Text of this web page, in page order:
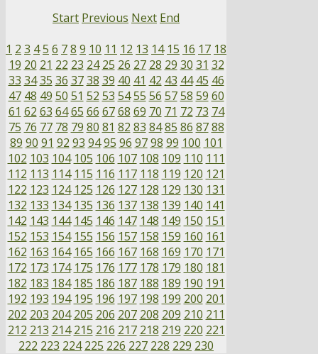
Start Previous Next End
1 2 3 45 6 78 9 10 11 12 13 14 15 16 17 18
19 20 21 22 23 24 25 26 27 28 29 30 31 32
33 34 35 36 37 38 39 40 41 42 43 44 45 46
47 48 49 50 51 52 53 54 55 56 57 58 59 60
61 62 63 64 65 66 67 68 69 70 71 72 73 74
75 76 77 78 79 80 81 82 83 84 85 86 87 88
89 90 91 92 93 94 95 96 97 98 99 100 101
102 103 104 105 106 107 108 109 110 111
112 113 114 115 116 117 118 119 120 121
122 123 124 125 126 127 128 129 130 131
132 133 134 135 136 137 138 139 140 141
142 143 144 145 146 147 148 149 150 151
152 153 154 155 156 157 158 159 160 161
162 163 164 165 166 167 168 169 170 171
172 173 174 175 176 177 178 179 180 181
182 183 184 185 186 187 188 189 190 191
192 193 194 195 196 197 198 199 200 201
202 203 204 205 206 207 208 209 210 211
212 213 214 215 216 217 218 219 220 221
222 223 224 225 226 227 228 229 230